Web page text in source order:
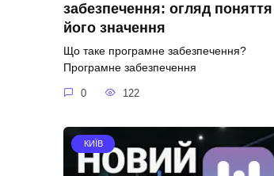
забезпечення: огляд поняття
його значення
Що таке програмне забезпечення?
Програмне забезпечення
0 122
КИЇВ